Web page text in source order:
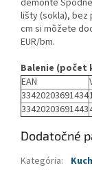
demonte
lišty (sokla), bez
cm si môžete
EUR/bm.
Balenie (počet
EAN
33420203691434
33420203691443
Dodatočné
Kategória: